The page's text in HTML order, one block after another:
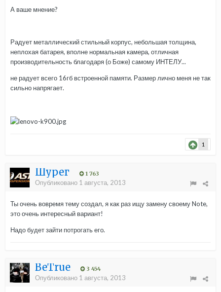
А ваше мнение?
Радует металлический стильный корпус, небольшая толщина,
неплохая батарея, вполне нормальная камера, отличная
производительность благодаря (о Боже) самому ИНТЕЛУ...
не радует всего 16гб встроенной памяти. Размер лично меня не так
сильно напрягает.
1
Шурег 1 763
Опубликовано 1 августа, 2013
Ты очень вовремя тему создал, я как раз ищу замену своему Note,
это очень интересный вариант!
Надо будет зайти потрогать его.
BeTrue 3 454
Опубликовано 1 августа, 2013